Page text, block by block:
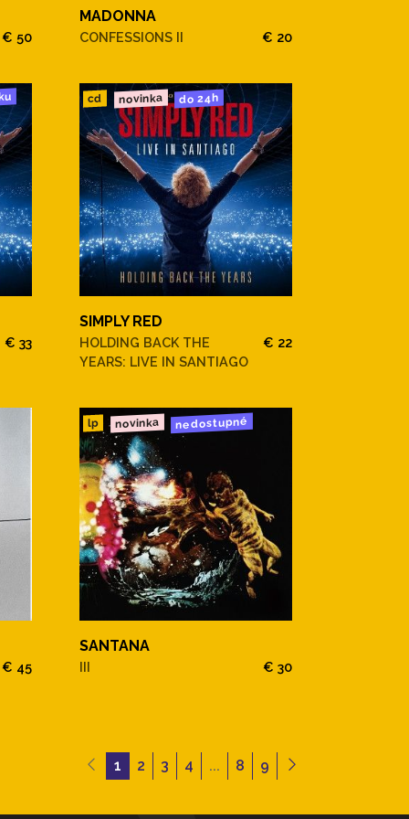
€ 50
MADONNA
CONFESSIONS II € 20
€ 33
cd novinka do 24h
SIMPLY RED
HOLDING BACK THE
YEARS: LIVE IN SANTIAGO
€ 22
€ 45
lp novinka nedostupné
SANTANA
III € 30
1 2 3 4 ... 8 9